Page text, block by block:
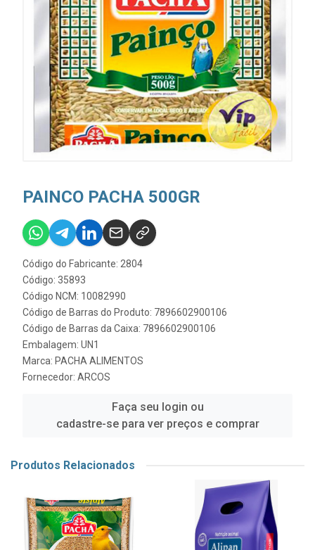
PAINCO PACHA 500GR
Código do Fabricante: 2804
Código: 35893
Código NCM: 10082990
Código de Barras do Produto: 7896602900106
Código de Barras da Caixa: 7896602900106
Embalagem: UN1
Marca: PACHA ALIMENTOS
Fornecedor: ARCOS
Faça seu login ou
cadastre-se para ver preços e comprar
Produtos Relacionados